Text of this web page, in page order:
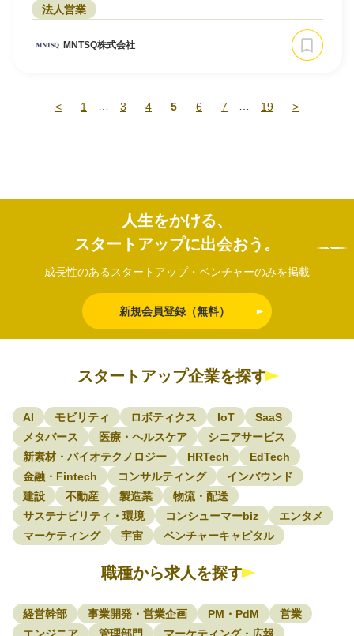
法人営業
MNTSQ株式会社
< 1 3 4 5 6 7 19 >
人生をかける、
スタートアップに出会おう。
成長性のあるスタートアップ・ベンチャーのみを掲載
新規会員登録（無料）
スタートアップ企業を探す
AI モビリティ ロボティクス IoT
SaaS
メタバース
医療・ヘルスケア
シニアサービス
新素材・バイオテクノロジー
HRTech
EdTech
金融・Fintech
コンサルティング
インバウンド
建設
不動産 製造業
物流・配送
サステナビリティ・環境
コンシューマーbiz
エンタメ
マーケティング
宇宙 ベンチャーキャピタル
職種から求人を探す
経営幹部 事業開発・営業企画 PM・PdM
営業
エンジニア
管理部門 マーケティング・広報